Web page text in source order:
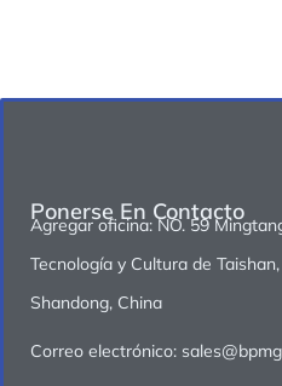
Ponerse En Contacto
Agregar oficina: NO. 59
Tecnología y Cultura de
Shandong, China
Correo electrónico: